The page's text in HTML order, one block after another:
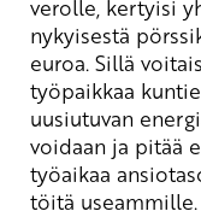
verolle, kertyisi
nykyisestä
euroa. Sillä
työpaikkaa
uusiutuvan
voidaan ja pitää
työaikaa
töitä useammille.